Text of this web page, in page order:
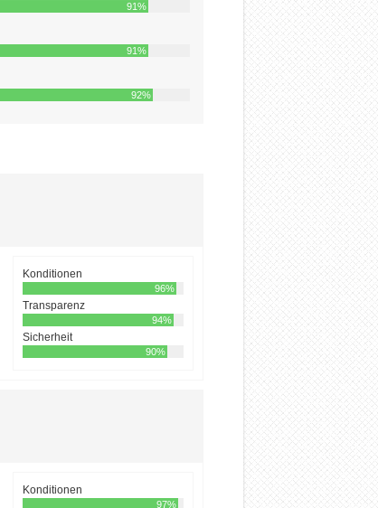
91%
91%
92%
Konditionen
96%
Transparenz
94%
Sicherheit
90%
Konditionen
97%